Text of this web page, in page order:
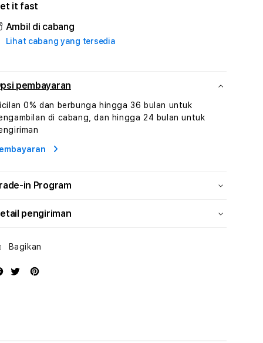
138VEGAS
#2
Catherine
Sophro
Dan
Kesejahteraan
Profesional
Catherine
Sophro
Kesejahteraan
Profesional
it fast
Ambil di cabang
Lihat cabang yang tersedia
pembayaran
0% dan berbunga hingga 36 bulan untuk
di cabang, dan hingga 24 bulan untuk
in Program
pengiriman
Bagikan